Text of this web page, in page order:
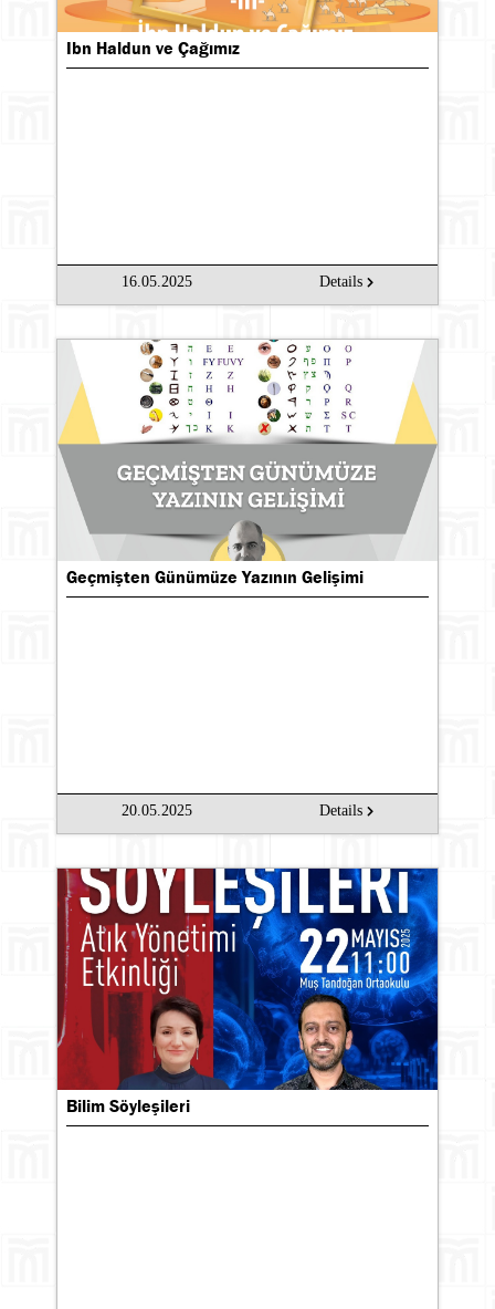
Ibn Haldun ve Çağımız
16.05.2025 Details
Geçmişten Günümüze Yazının Gelişimi
20.05.2025 Details
Bilim Söyleşileri